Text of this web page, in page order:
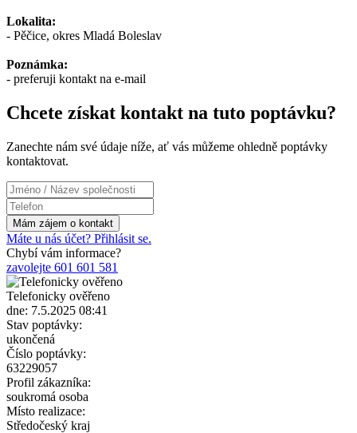
Lokalita:
- Pěčice, okres Mladá Boleslav
Poznámka:
- preferuji kontakt na e-mail
Chcete získat kontakt na tuto poptávku?
Zanechte nám své údaje níže, ať vás můžeme ohledně poptávky
kontaktovat.
Máte u nás účet? Přihlásit se.
Chybí vám informace?
zavolejte 601 601 581
Telefonicky ověřeno
dne: 7.5.2025 08:41
Stav poptávky:
ukončená
Číslo poptávky:
63229057
Profil zákazníka:
soukromá osoba
Místo realizace:
Středočeský kraj